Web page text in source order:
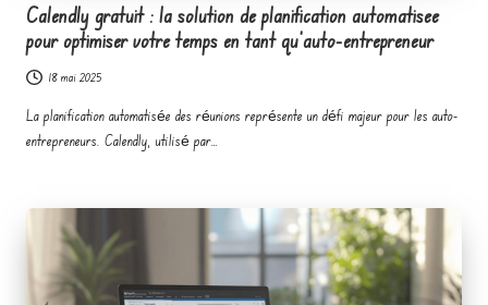
Calendly gratuit : la solution de planification automatisee
pour optimiser votre temps en tant qu’auto-entrepreneur
18 mai 2025
La planification automatisée des réunions représente un défi majeur pour les auto-
entrepreneurs. Calendly, utilisé par…